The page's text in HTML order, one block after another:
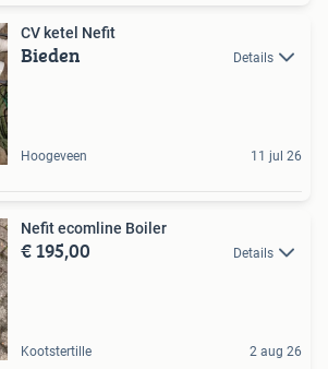
CV ketel Nefit
Bieden Details
Hoogeveen 11 jul 26
Nefit ecomline Boiler
€ 195,00 Details
Kootstertille 2 aug 26